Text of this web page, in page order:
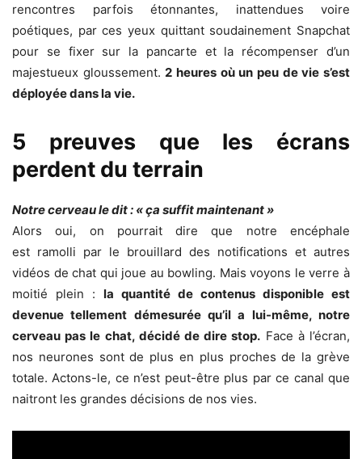
rencontres parfois étonnantes, inattendues voire
poétiques, par ces yeux quittant soudainement Snapchat
pour se fixer sur la pancarte et la récompenser d’un
majestueux gloussement. 2 heures où un peu de vie s’est
déployée dans la vie.
5 preuves que les écrans
perdent du terrain
Notre cerveau le dit : « ça suffit maintenant »
Alors oui, on pourrait dire que notre encéphale
est ramolli par le brouillard des notifications et autres
vidéos de chat qui joue au bowling. Mais voyons le verre à
moitié plein : la quantité de contenus disponible est
devenue tellement démesurée qu’il a lui-même, notre
cerveau pas le chat, décidé de dire stop. Face à l’écran,
nos neurones sont de plus en plus proches de la grève
totale. Actons-le, ce n’est peut-être plus par ce canal que
naitront les grandes décisions de nos vies.